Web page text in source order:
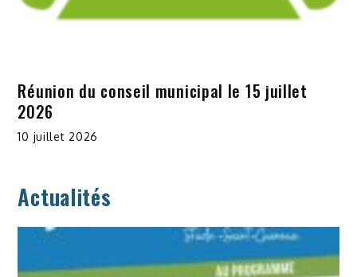
Réunion du conseil municipal le 15 juillet
2026
10 juillet 2026
Actualités